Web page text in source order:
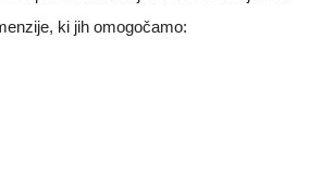
ki jih omogočamo: